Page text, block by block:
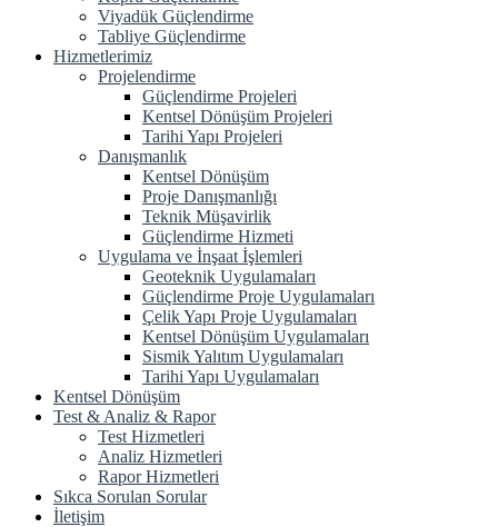
Viyadük Güçlendirme
Tabliye Güçlendirme
Hizmetlerimiz
Projelendirme
Güçlendirme Projeleri
Kentsel Dönüşüm Projeleri
Tarihi Yapı Projeleri
Danışmanlık
Kentsel Dönüşüm
Proje Danışmanlığı
Teknik Müşavirlik
Güçlendirme Hizmeti
Uygulama ve İnşaat İşlemleri
Geoteknik Uygulamaları
Güçlendirme Proje Uygulamaları
Çelik Yapı Proje Uygulamaları
Kentsel Dönüşüm Uygulamaları
Sismik Yalıtım Uygulamaları
Tarihi Yapı Uygulamaları
Kentsel Dönüşüm
Test & Analiz & Rapor
Test Hizmetleri
Analiz Hizmetleri
Rapor Hizmetleri
Sıkca Sorulan Sorular
İletişim